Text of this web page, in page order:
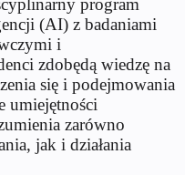
(AI) z badaniami
i
zdobędą wiedzę na
się i podejmowania
umiejętności
zarówno
jak i działania